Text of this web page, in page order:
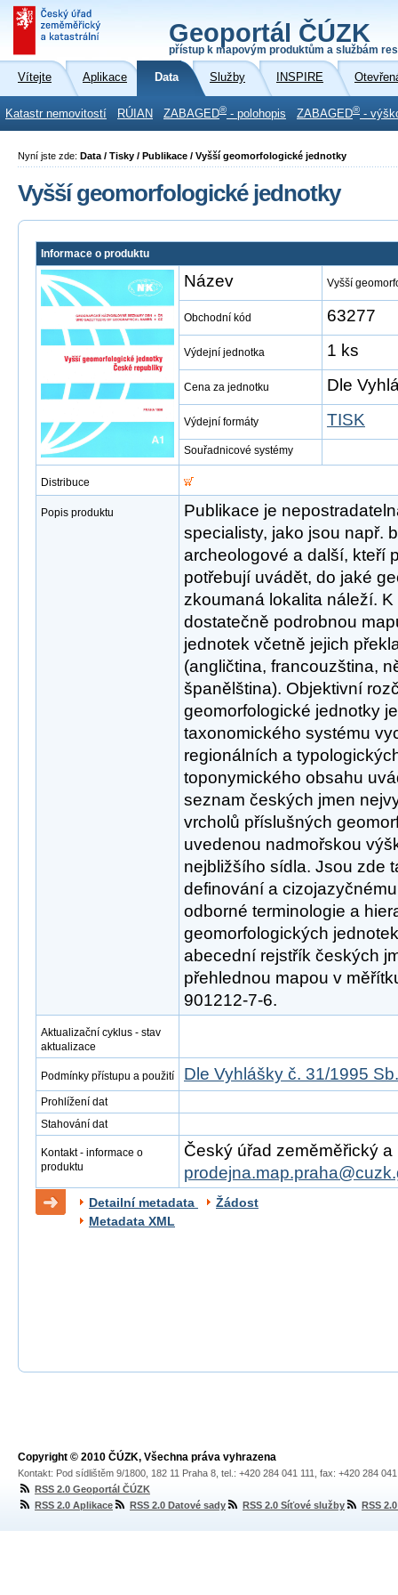
Geoportál ČÚZK
přístup k mapovým produktům a službám
Vítejte Aplikace Data Služby INSPIRE
Katastr nemovitostí RÚIAN ZABAGED® - polohopis ZABAGED® -
Nyní jste zde: Data / Tisky / Publikace / Vyšší geomorfologické jednotky
Vyšší geomorfologické jednotky
Informace o produktu
Název Vyšší
Obchodní kód 63277
Výdejní jednotka 1 ks
Cena za jednotku Dle
Výdejní formáty TISK
Souřadnicové systémy
Distribuce
Popis produktu
Publikace je
specialisty, jako jsou např.
archeologové a další, kteří
potřebují uvádět, do jaké
zkoumaná lokalita náleží.
dostatečně podrobnou
jednotek včetně jejich
(angličtina, francouzština,
španělština). Objektivní
geomorfologické jednotky
taxonomického systému
regionálních a
toponymického obsahu
seznam českých jmen
vrcholů příslušných
uvedenou nadmořskou
nejbližšího sídla. Jsou zde
definování a
odborné terminologie a
geomorfologických
abecední rejstřík českých
přehlednou mapou v
901212-7-6.
Aktualizační cyklus - stav
aktualizace
Podmínky přístupu a použití Dle Vyhlášky č. 31/1995 Sb.
Prohlížení dat
Stahování dat
Kontakt - informace o
produktu
Český úřad zeměměřický
Detailní metadata
Žádost
Metadata XML
Copyright © 2010 ČÚZK, Všechna práva vyhrazena
Kontakt: Pod sídlištěm 9/1800, 182 11 Praha 8, tel.: +420 284 041 111, fax: +420 284
RSS 2.0 Geoportál ČÚZK
RSS 2.0 Aplikace
RSS 2.0 Datové sady RSS 2.0 Síťové služby RSS